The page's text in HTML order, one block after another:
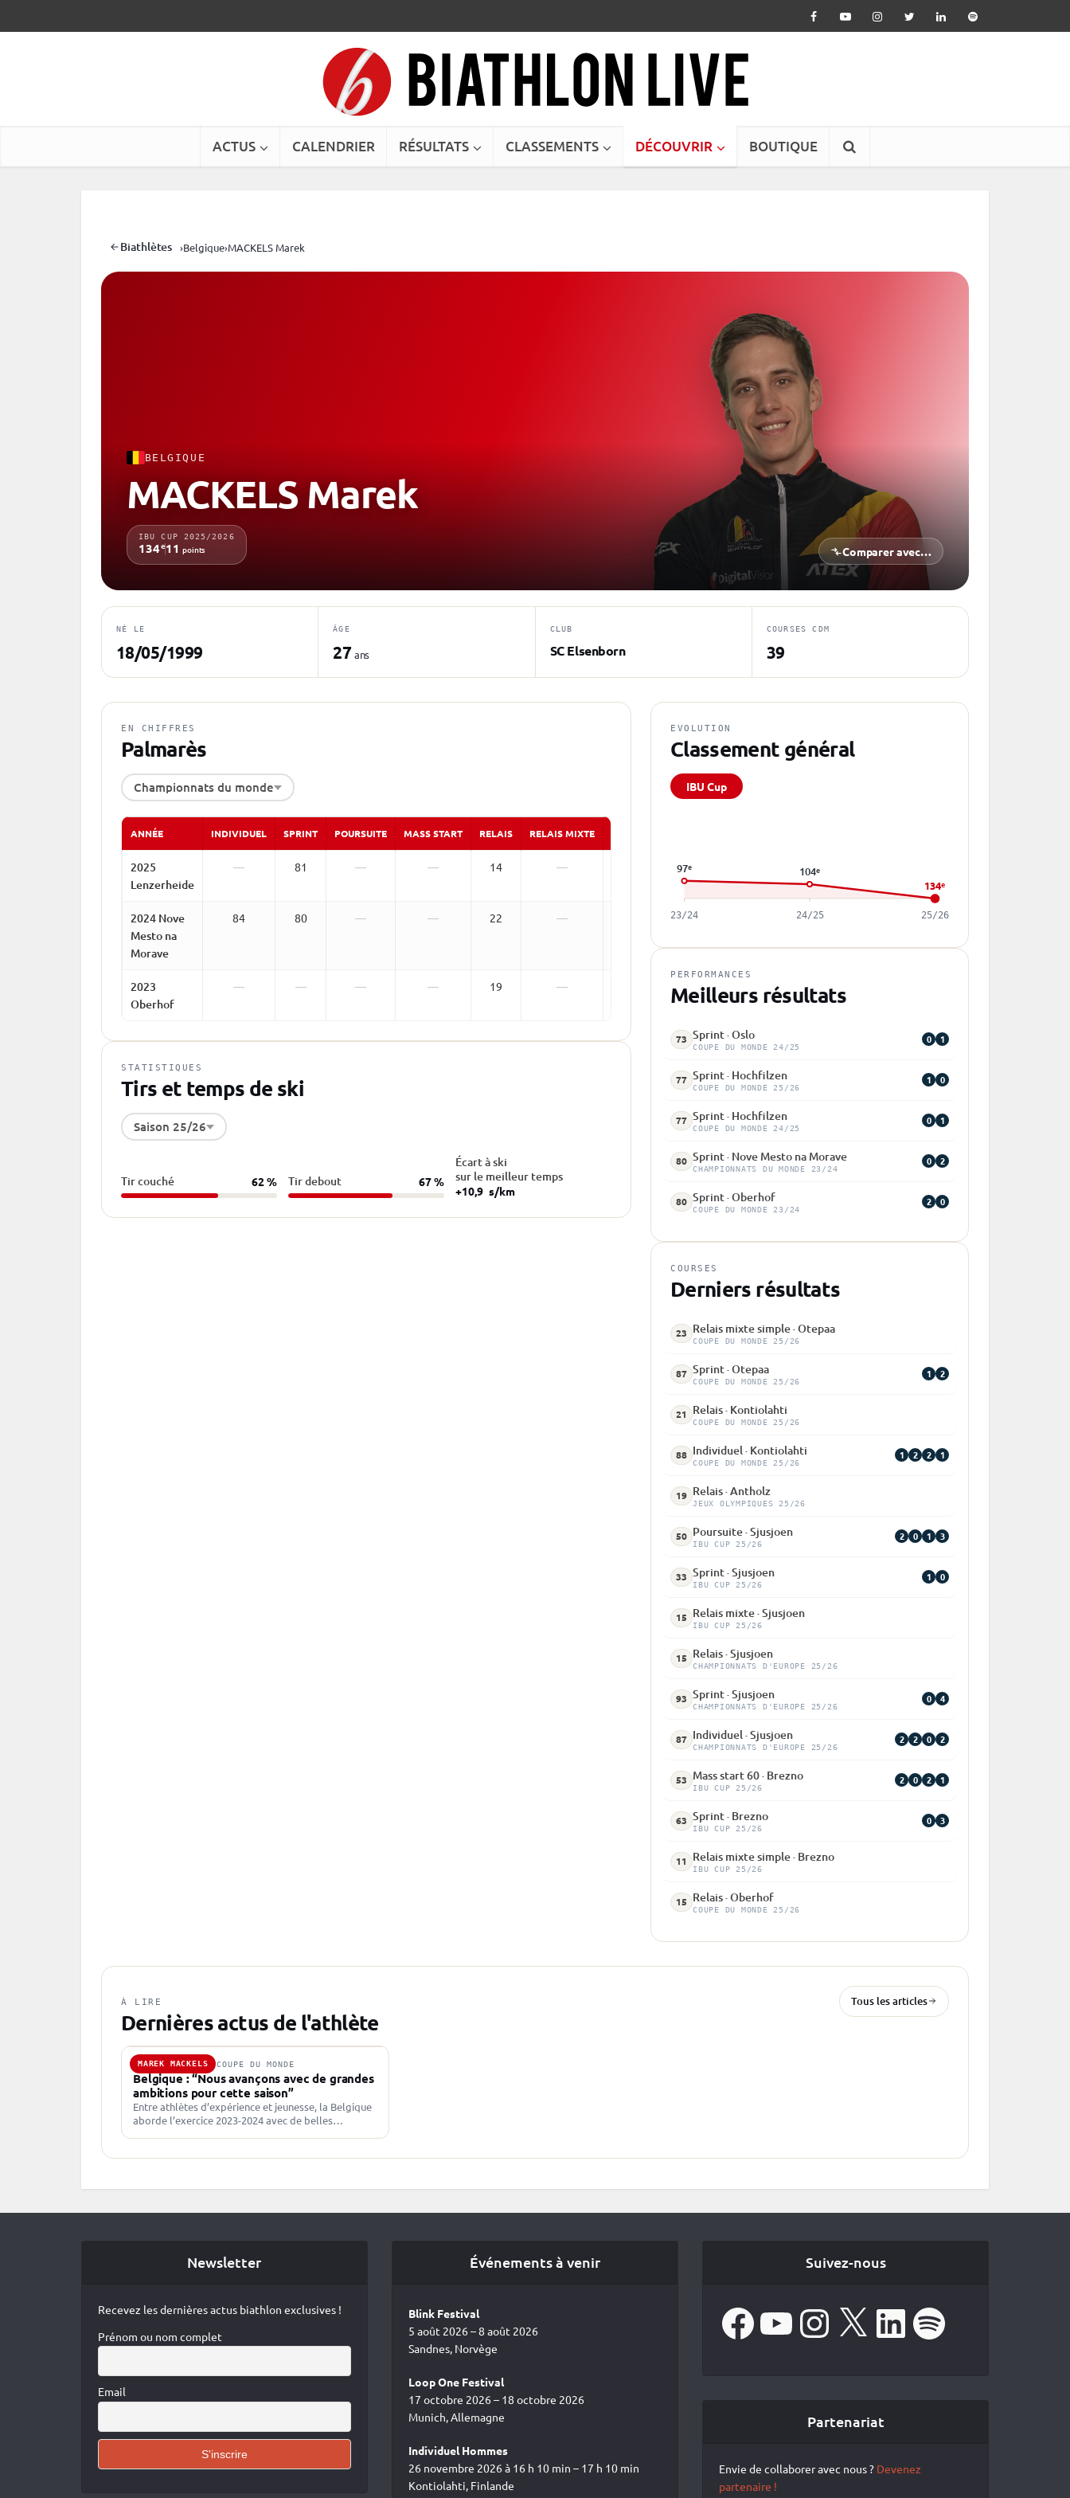
ACTUS CALENDRIER RÉSULTATS CLASSEMENTS DÉCOUVRIR BOUTIQUE
Biathlètes ›Belgique›MACKELS Marek
BELGIQUE
MACKELS Marek
IBU CUP 2025/2026
134e11 points Comparer avec…
NÉ LE
18/05/1999
ÂGE
27 ans
CLUB
SC Elsenborn
COURSES CDM
39
EN CHIFFRES
Palmarès
Championnats du monde
ANNÉE INDIVIDUEL SPRINT POURSUITE MASS START RELAIS RELAIS MIXTE
2025
Lenzerheide
— 81 — — 14 —
2024 Nove
Mesto na
Morave
84 80 — — 22 —
2023
Oberhof
— — — — 19 —
STATISTIQUES
Tirs et temps de ski
Saison 25/26
Tir couché 62 % Tir debout 67 %
Écart à ski
sur le meilleur temps
+10,9 s/km
EVOLUTION
Classement général
IBU Cup
97e
23/24
104e
24/25
134e
25/26
PERFORMANCES
Meilleurs résultats
73 Sprint · Oslo
COUPE DU MONDE 24/25
0 1
77 Sprint · Hochfilzen
COUPE DU MONDE 25/26
1 0
77 Sprint · Hochfilzen
COUPE DU MONDE 24/25
0 1
80 Sprint · Nove Mesto na Morave
CHAMPIONNATS DU MONDE 23/24
0 2
80 Sprint · Oberhof
COUPE DU MONDE 23/24
2 0
COURSES
Derniers résultats
23 Relais mixte simple · Otepaa
COUPE DU MONDE 25/26
87 Sprint · Otepaa
COUPE DU MONDE 25/26
1 2
21 Relais · Kontiolahti
COUPE DU MONDE 25/26
88 Individuel · Kontiolahti
COUPE DU MONDE 25/26
1 2 2 1
19 Relais · Antholz
JEUX OLYMPIQUES 25/26
50 Poursuite · Sjusjoen
IBU CUP 25/26
2 0 1 3
33 Sprint · Sjusjoen
IBU CUP 25/26
1 0
15 Relais mixte · Sjusjoen
IBU CUP 25/26
15 Relais · Sjusjoen
CHAMPIONNATS D'EUROPE 25/26
93 Sprint · Sjusjoen
CHAMPIONNATS D'EUROPE 25/26
0 4
87 Individuel · Sjusjoen
CHAMPIONNATS D'EUROPE 25/26
2 2 0 2
53 Mass start 60 · Brezno
IBU CUP 25/26
2 0 2 1
63 Sprint · Brezno
IBU CUP 25/26
0 3
11 Relais mixte simple · Brezno
IBU CUP 25/26
15 Relais · Oberhof
COUPE DU MONDE 25/26
À LIRE
Dernières actus de l'athlète
Tous les articles
MAREK MACKELS
24 NOV. 2023 · COUPE DU MONDE
Belgique : “Nous avançons avec de grandes
ambitions pour cette saison”
Entre athlètes d’expérience et jeunesse, la Belgique
aborde l’exercice 2023-2024 avec de belles
Newsletter
Recevez les dernières actus biathlon exclusives !
Prénom ou nom complet
Email
Événements à venir
Blink Festival
5 août 2026 – 8 août 2026
Sandnes, Norvège
Loop One Festival
17 octobre 2026 – 18 octobre 2026
Munich, Allemagne
Individuel Hommes
26 novembre 2026 à 16 h 10 min – 17 h 10 min
Kontiolahti, Finlande
Suivez-nous
FacebookYouTube Instagram
X LinkedIn Spotify
Partenariat
Envie de collaborer avec nous ? Devenez
partenaire !